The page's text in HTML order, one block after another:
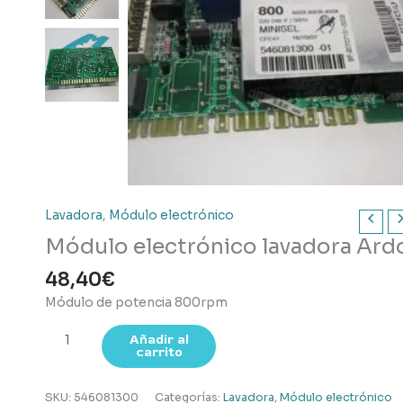
Lavadora, Módulo electrónico
Módulo electrónico lavadora
48,40€
Módulo de potencia 800rpm
Módulo
electrónico
Ardo
Añadir al
carrito
SKU: 546081300 Categorías: Lavadora, Módulo electrónico